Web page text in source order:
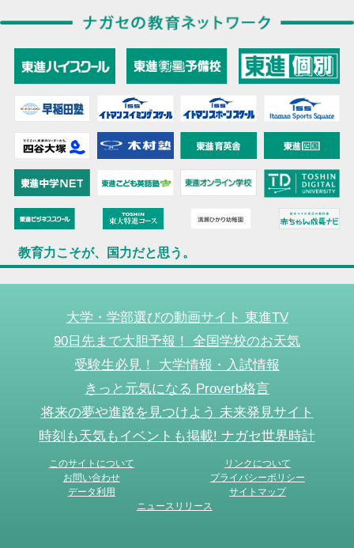
教育力こそが、国力だと思う。
大学・学部選びの動画サイト 東進TV
90日先まで大胆予報！ 全国学校のお天気
受験生必見！ 大学情報・入試情報
きっと元気になる Proverb格言
将来の夢や進路を見つけよう 未来発見サイト
時刻も天気もイベントも掲載! ナガセ世界時計
このサイトについて
リンクについて
お問い合わせ
プライバシーポリシー
データ利用
サイトマップ
ニュースリリース